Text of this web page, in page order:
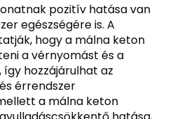
pozitív hatása van
egészségére is. A
hogy a málna keton
a vérnyomást és a
hozzájárulhat az
érrendszer
a málna keton